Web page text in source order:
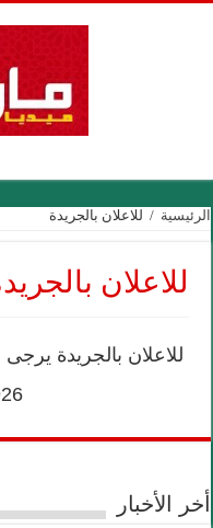
الرئيسية / للاعلان بالجريدة
للاعلان
للاعلان بالجريدة
أخر الأخبار